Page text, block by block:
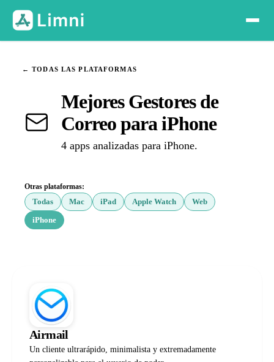
← TODAS LAS PLATAFORMAS
Mejores Gestores de
Correo para iPhone
4 apps analizadas para iPhone.
Otras plataformas:
Todas
Mac iPad Apple Watch Web
iPhone
Airmail
Un cliente ultrarápido, minimalista y extremadamente